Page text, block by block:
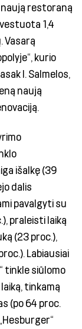
restoraną
1,4
Vasarą
kurio
I. Salmelos,
naują
išalkę (39
dalis
pavalgyti su
praleisti laiką
(23 proc.),
Labiausiai
tinkle siūlomo
tinkamą
(po 64 proc.